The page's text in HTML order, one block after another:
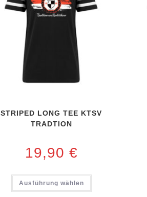
STRIPED LONG TEE KTSV
TRADTION
19,90 €
Ausführung wählen